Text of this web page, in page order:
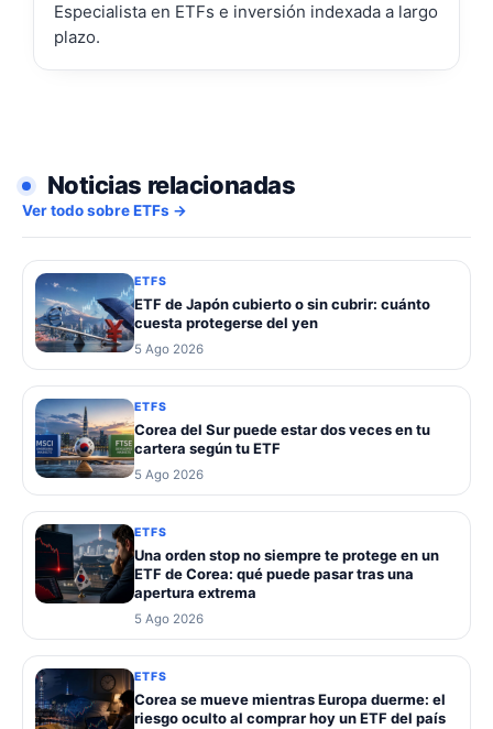
Especialista en ETFs e inversión indexada a largo
plazo.
Noticias relacionadas
Ver todo sobre ETFs →
ETFS
ETF de Japón cubierto o sin cubrir: cuánto
cuesta protegerse del yen
5 Ago 2026
ETFS
Corea del Sur puede estar dos veces en tu
cartera según tu ETF
5 Ago 2026
ETFS
Una orden stop no siempre te protege en un
ETF de Corea: qué puede pasar tras una
apertura extrema
5 Ago 2026
ETFS
Corea se mueve mientras Europa duerme: el
riesgo oculto al comprar hoy un ETF del país